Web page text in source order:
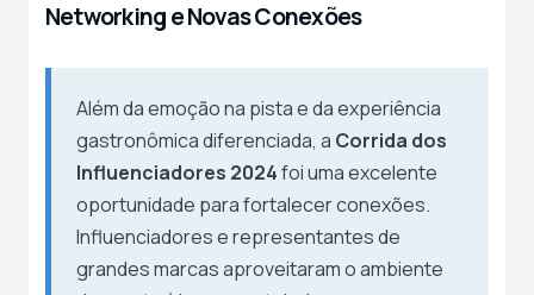
Networking e Novas Conexões
Além da emoção na pista e da experiência
gastronômica diferenciada, a Corrida dos
Influenciadores 2024foi uma excelente
oportunidade para fortalecer conexões.
Influenciadores e representantes de
grandes marcas aproveitaram o ambiente